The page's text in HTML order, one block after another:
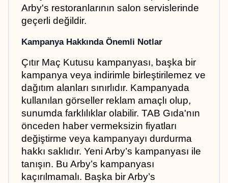
Arby's restoranlarının salon servislerinde
geçerli değildir.
Kampanya Hakkında Önemli Notlar
Çıtır Maç Kutusu kampanyası, başka bir
kampanya veya indirimle birleştirilemez ve
dağıtım alanları sınırlıdır. Kampanyada
kullanılan görseller reklam amaçlı olup,
sunumda farklılıklar olabilir. TAB Gıda'nın
önceden haber vermeksizin fiyatları
değiştirme veya kampanyayı durdurma
hakkı saklıdır. Yeni Arby’s kampanyası ile
tanışın. Bu Arby’s kampanyası
kaçırılmamalı. Başka bir Arby’s